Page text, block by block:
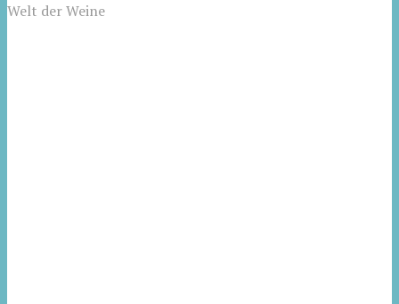
Welt der Weine